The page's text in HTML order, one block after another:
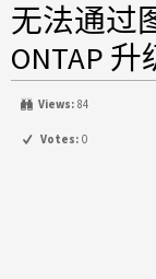
无法通过
ONTAP
Views: 84
Votes: 0